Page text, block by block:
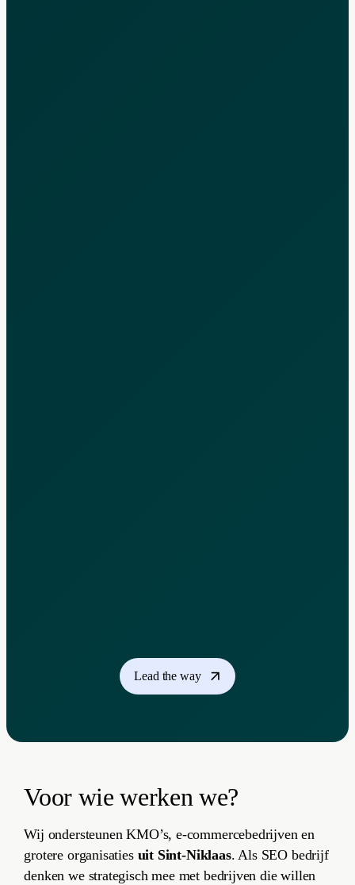
Lead the way
Voor wie werken we?
Wij ondersteunen KMO’s, e-commercebedrijven en
grotere organisaties uit Sint-Niklaas. Als SEO bedrijf
denken we strategisch mee met bedrijven die willen